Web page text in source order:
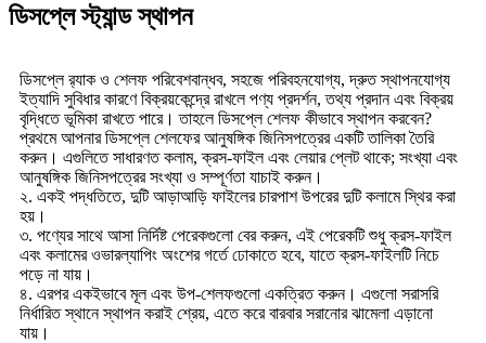
ডিসপ্লে স্ট্যান্ড স্থাপন
ডিসপ্লে র‍্যাক ও শেলফ পরিবেশবান্ধব, সহজে পরিবহনযোগ্য, দ্রুত স্থাপনযোগ্য
ইত্যাদি সুবিধার কারণে বিক্রয়কেন্দ্রে রাখলে পণ্য প্রদর্শন, তথ্য প্রদান এবং বিক্রয়
বৃদ্ধিতে ভূমিকা রাখতে পারে। তাহলে ডিসপ্লে শেলফ কীভাবে স্থাপন করবেন?
প্রথমে আপনার ডিসপ্লে শেলফের আনুষঙ্গিক জিনিসপত্রের একটি তালিকা তৈরি
করুন। এগুলিতে সাধারণত কলাম, ক্রস-ফাইল এবং লেয়ার প্লেট থাকে; সংখ্যা এবং
আনুষঙ্গিক জিনিসপত্রের সংখ্যা ও সম্পূর্ণতা যাচাই করুন।
২. একই পদ্ধতিতে, দুটি আড়াআড়ি ফাইলের চারপাশ উপরের দুটি কলামে স্থির করা
হয়।
৩. পণ্যের সাথে আসা নির্দিষ্ট পেরেকগুলো বের করুন, এই পেরেকটি শুধু ক্রস-ফাইল
এবং কলামের ওভারল্যাপিং অংশের গর্তে ঢোকাতে হবে, যাতে ক্রস-ফাইলটি নিচে
পড়ে না যায়।
৪. এরপর একইভাবে মূল এবং উপ-শেলফগুলো একত্রিত করুন। এগুলো সরাসরি
নির্ধারিত স্থানে স্থাপন করাই শ্রেয়, এতে করে বারবার সরানোর ঝামেলা এড়ানো
যায়।